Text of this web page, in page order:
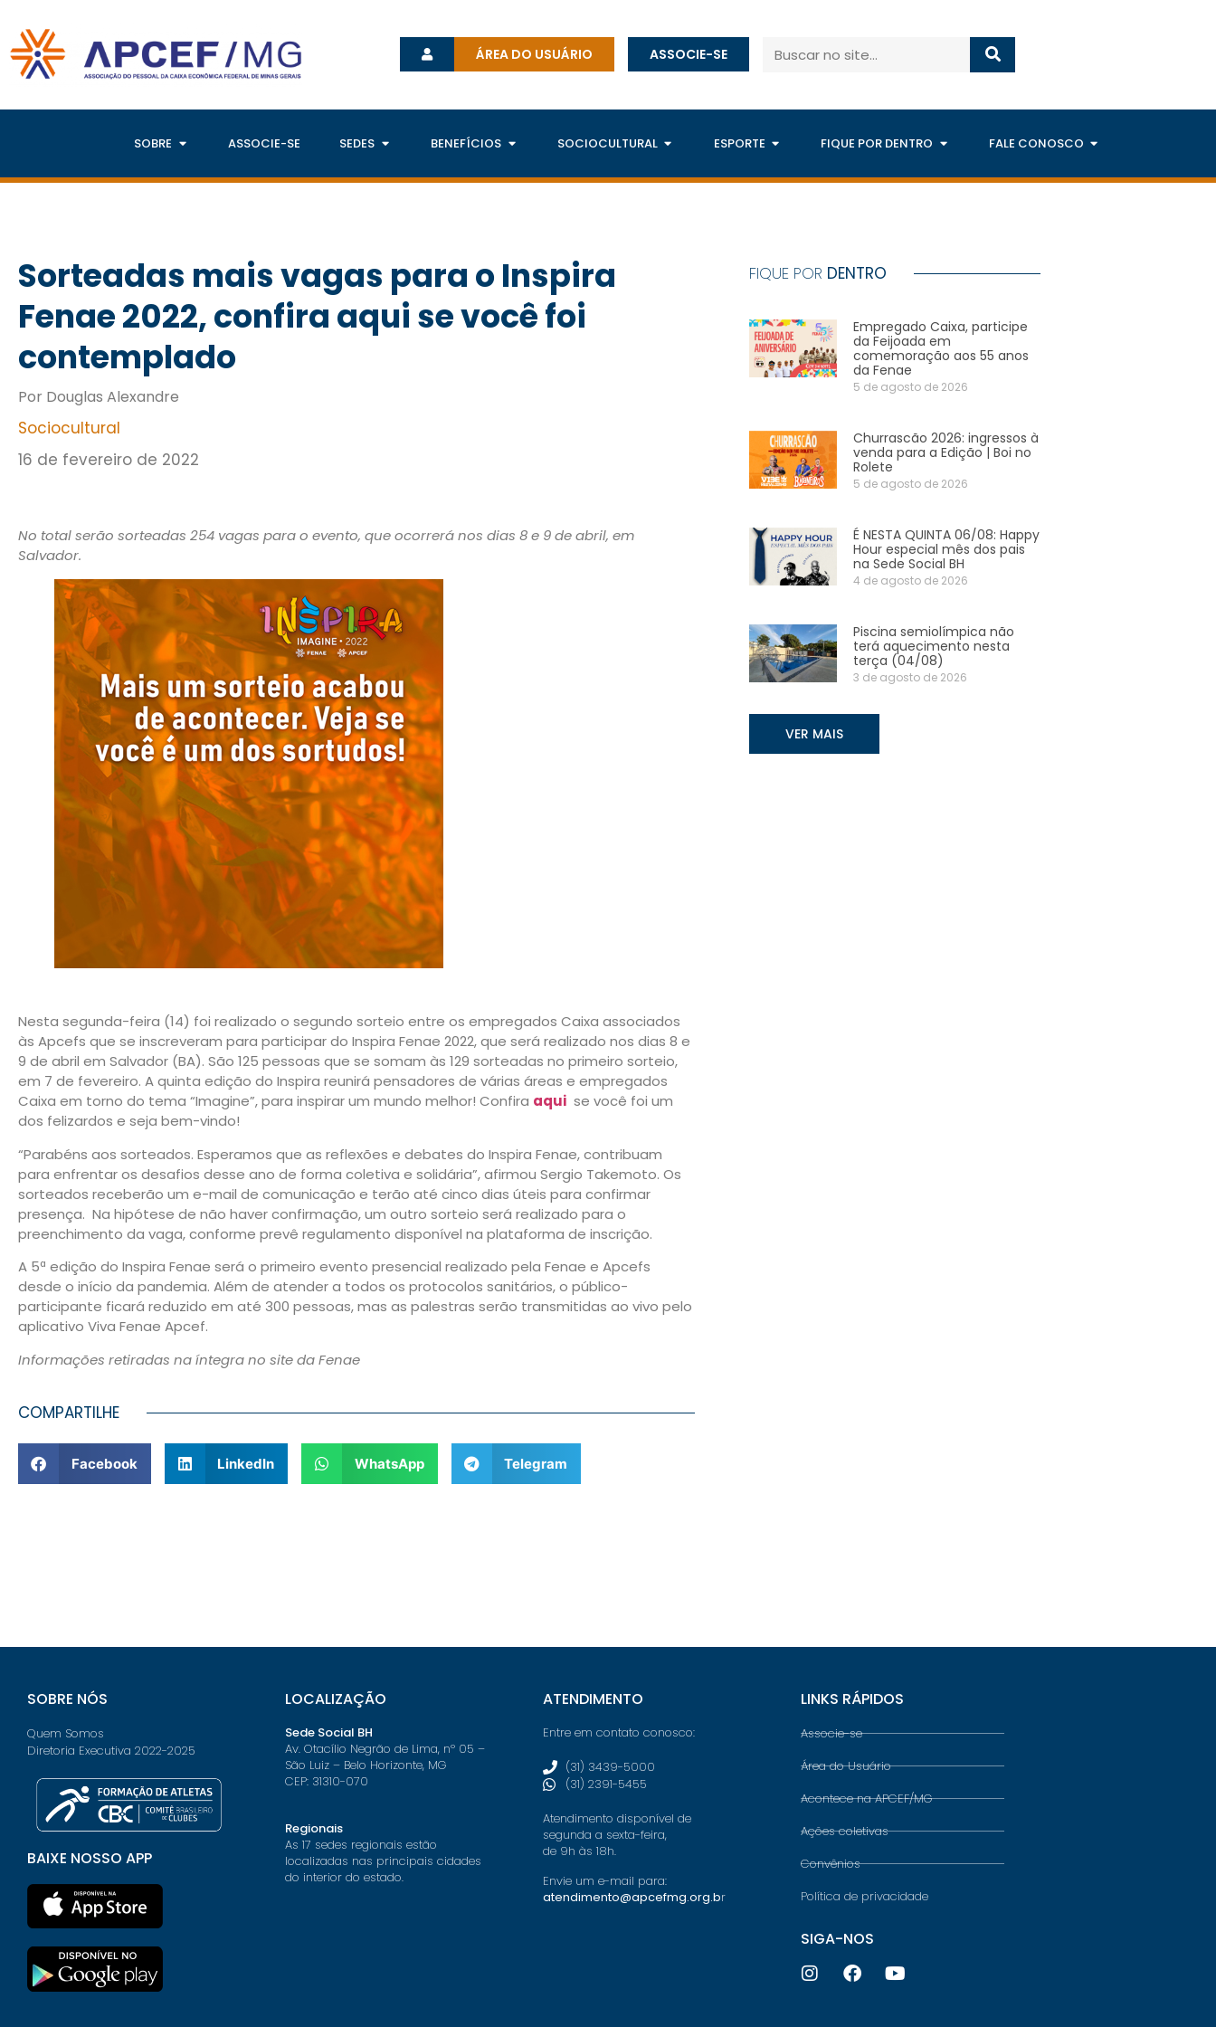
ÁREA DO USUÁRIO ASSOCIE-SE
SOBRE ASSOCIE-SE SEDES BENEFÍCIOS SOCIOCULTURAL ESPORTE FIQUE POR DENTRO FALE CONOSCO
Sorteadas mais vagas para o Inspira
Fenae 2022, confira aqui se você foi
contemplado
Por Douglas Alexandre
Sociocultural
16 de fevereiro de 2022
No total serão sorteadas 254 vagas para o evento, que ocorrerá nos dias 8 e 9 de abril, em
Salvador.
Nesta segunda-feira (14) foi realizado o segundo sorteio entre os empregados Caixa associados
às Apcefs que se inscreveram para participar do Inspira Fenae 2022, que será realizado nos dias 8 e
9 de abril em Salvador (BA). São 125 pessoas que se somam às 129 sorteadas no primeiro sorteio,
em 7 de fevereiro. A quinta edição do Inspira reunirá pensadores de várias áreas e empregados
Caixa em torno do tema “Imagine”, para inspirar um mundo melhor! Confira aqui se você foi um
dos felizardos e seja bem-vindo!
“Parabéns aos sorteados. Esperamos que as reflexões e debates do Inspira Fenae, contribuam
para enfrentar os desafios desse ano de forma coletiva e solidária”, afirmou Sergio Takemoto. Os
sorteados receberão um e-mail de comunicação e terão até cinco dias úteis para confirmar
presença. Na hipótese de não haver confirmação, um outro sorteio será realizado para o
preenchimento da vaga, conforme prevê regulamento disponível na plataforma de inscrição.
A 5ª edição do Inspira Fenae será o primeiro evento presencial realizado pela Fenae e Apcefs
desde o início da pandemia. Além de atender a todos os protocolos sanitários, o público-
participante ficará reduzido em até 300 pessoas, mas as palestras serão transmitidas ao vivo pelo
aplicativo Viva Fenae Apcef.
Informações retiradas na íntegra no site da Fenae
COMPARTILHE
Facebook LinkedIn WhatsApp Telegram
FIQUE POR DENTRO
Empregado Caixa, participe
da Feijoada em
comemoração aos 55 anos
da Fenae
5 de agosto de 2026
Churrascão 2026: ingressos à
venda para a Edição | Boi no
Rolete
5 de agosto de 2026
É NESTA QUINTA 06/08: Happy
Hour especial mês dos pais
na Sede Social BH
4 de agosto de 2026
Piscina semiolímpica não
terá aquecimento nesta
terça (04/08)
3 de agosto de 2026
VER MAIS
SOBRE NÓS
Quem Somos
Diretoria Executiva 2022-2025
BAIXE NOSSO APP
LOCALIZAÇÃO
Sede Social BH
Av. Otacílio Negrão de Lima, nº 05 –
São Luiz – Belo Horizonte, MG
CEP: 31310-070
Regionais
As 17 sedes regionais estão
localizadas nas principais cidades
do interior do estado.
ATENDIMENTO
Entre em contato conosco:
(31) 3439-5000
(31) 2391-5455
Atendimento disponível de
segunda a sexta-feira,
de 9h às 18h.
Envie um e-mail para:
atendimento@apcefmg.org.br
LINKS RÁPIDOS
Associe-se
Área do Usuário
Acontece na APCEF/MG
Ações coletivas
Convênios
Política de privacidade
SIGA-NOS